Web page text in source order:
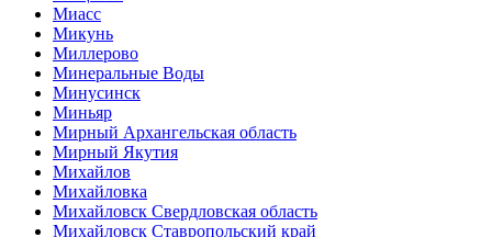
Миасс
Микунь
Миллерово
Минеральные Воды
Минусинск
Миньяр
Мирный Архангельская область
Мирный Якутия
Михайлов
Михайловка
Михайловск Свердловская область
Михайловск Ставропольский край